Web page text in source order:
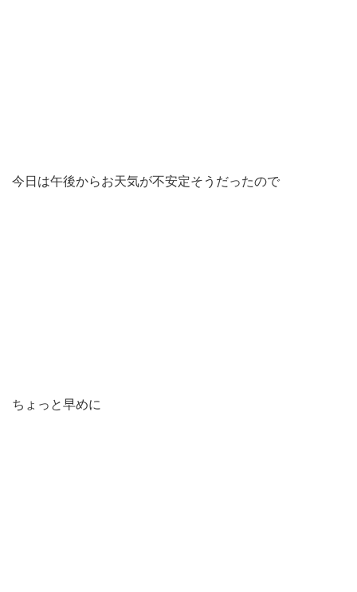
今日は午後からお天気が不安定そうだったので
ちょっと早めに